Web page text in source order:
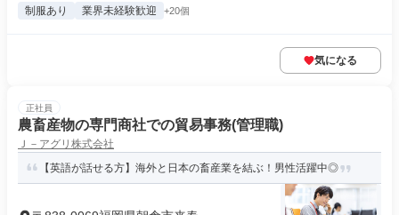
制服あり 業界未経験歓迎 +20個
気になる
正社員
農畜産物の専門商社での貿易事務(管理職)
Ｊ－アグリ株式会社
【英語が話せる方】海外と日本の畜産業を結ぶ！男性活躍中◎